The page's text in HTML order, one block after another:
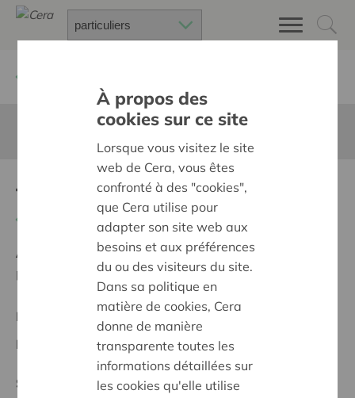
fietskoerier
Ambition:
Des quartiers chaleureux et bienveillants
pour tous
Projet régional
Date de début:06/05/2026
Statut:
À propos des
cookies sur ce site
Lorsque vous visitez le site
web de Cera, vous êtes
confronté à des "cookies",
que Cera utilise pour
adapter son site web aux
besoins et aux préférences
du ou des visiteurs du site.
Dans sa politique en
matière de cookies, Cera
donne de manière
transparente toutes les
informations détaillées sur
les cookies qu'elle utilise